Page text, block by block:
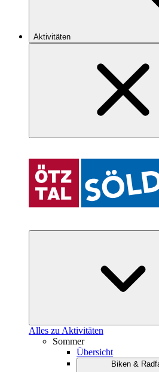
Aktivitäten
Alles zu Aktivitäten
Sommer
Übersicht
Biken &